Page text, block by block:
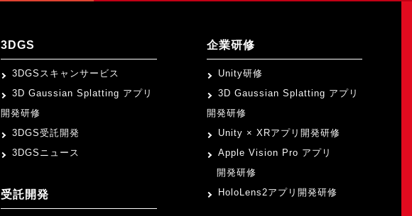
3DGS
3DGSスキャンサービス
3D Gaussian Splatting アプリ
開発研修
3DGS受託開発
3DGSニュース
受託開発
企業研修
Unity研修
3D Gaussian Splatting アプリ
開発研修
Unity × XRアプリ開発研修
Apple Vision Pro アプリ
開発研修
HoloLens2アプリ開発研修